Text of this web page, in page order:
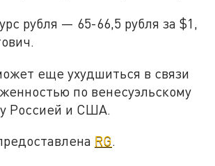
рубля — 65-66,5 рубля за $1,
еще ухудшиться в связи
по венесуэльскому
Россией и США.
RG.